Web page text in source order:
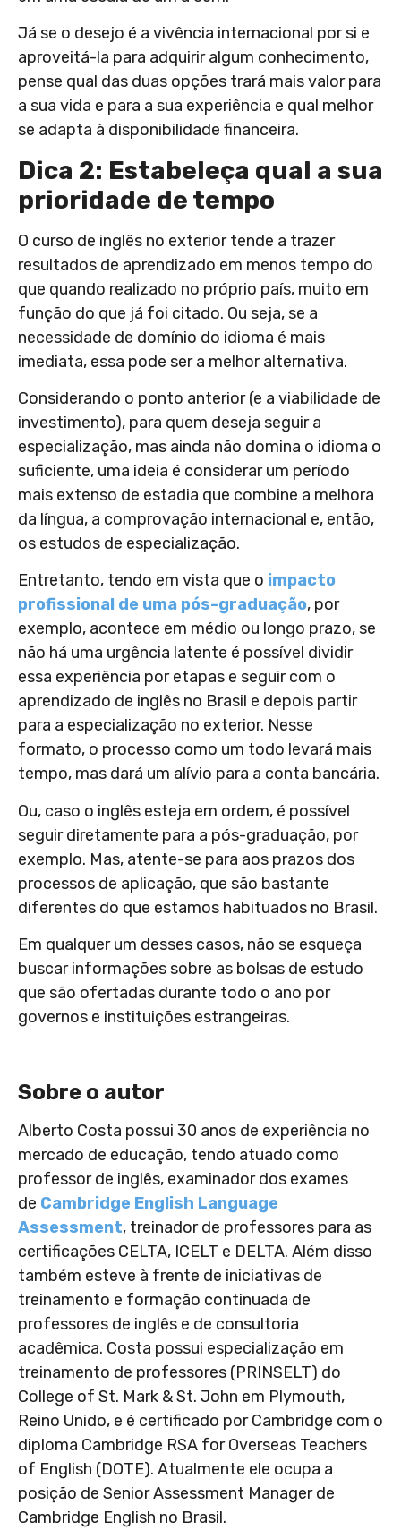
Já se o desejo é a vivência internacional por si e
aproveitá-la para adquirir algum conhecimento,
pense qual das duas opções trará mais valor para
a sua vida e para a sua experiência e qual melhor
se adapta à disponibilidade financeira.
Dica 2: Estabeleça qual a sua
prioridade de tempo
O curso de inglês no exterior tende a trazer
resultados de aprendizado em menos tempo do
que quando realizado no próprio país, muito em
função do que já foi citado. Ou seja, se a
necessidade de domínio do idioma é mais
imediata, essa pode ser a melhor alternativa.
Considerando o ponto anterior (e a viabilidade de
investimento), para quem deseja seguir a
especialização, mas ainda não domina o idioma o
suficiente, uma ideia é considerar um período
mais extenso de estadia que combine a melhora
da língua, a comprovação internacional e, então,
os estudos de especialização.
Entretanto, tendo em vista que o impacto
profissional de uma pós-graduação, por
exemplo, acontece em médio ou longo prazo, se
não há uma urgência latente é possível dividir
essa experiência por etapas e seguir com o
aprendizado de inglês no Brasil e depois partir
para a especialização no exterior. Nesse
formato, o processo como um todo levará mais
tempo, mas dará um alívio para a conta bancária.
Ou, caso o inglês esteja em ordem, é possível
seguir diretamente para a pós-graduação, por
exemplo. Mas, atente-se para aos prazos dos
processos de aplicação, que são bastante
diferentes do que estamos habituados no Brasil.
Em qualquer um desses casos, não se esqueça
buscar informações sobre as bolsas de estudo
que são ofertadas durante todo o ano por
governos e instituições estrangeiras.
Sobre o autor
Alberto Costa possui 30 anos de experiência no
mercado de educação, tendo atuado como
professor de inglês, examinador dos exames
de Cambridge English Language
Assessment, treinador de professores para as
certificações CELTA, ICELT e DELTA. Além disso
também esteve à frente de iniciativas de
treinamento e formação continuada de
professores de inglês e de consultoria
acadêmica. Costa possui especialização em
treinamento de professores (PRINSELT) do
College of St. Mark & St. John em Plymouth,
Reino Unido, e é certificado por Cambridge com o
diploma Cambridge RSA for Overseas Teachers
of English (DOTE). Atualmente ele ocupa a
posição de Senior Assessment Manager de
Cambridge English no Brasil.